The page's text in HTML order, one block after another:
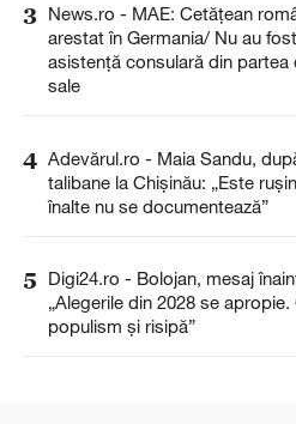
3 News.ro - MAE: Cetăţean
arestat în Germania/ Nu au
asistenţă consulară din partea
sale
4 Adevărul.ro - Maia Sandu,
talibane la Chișinău: „Este
înalte nu se documentează”
5
Digi24.ro - Bolojan, mesaj
„Alegerile din 2028 se
populism și risipă”